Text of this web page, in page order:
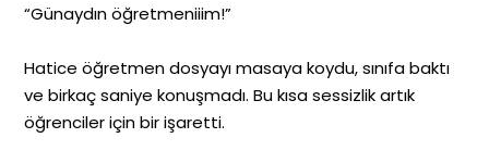
“Günaydın öğretmeniiim!”
Hatice öğretmen dosyayı masaya koydu, sınıfa baktı
ve birkaç saniye konuşmadı. Bu kısa sessizlik artık
öğrenciler için bir işaretti.